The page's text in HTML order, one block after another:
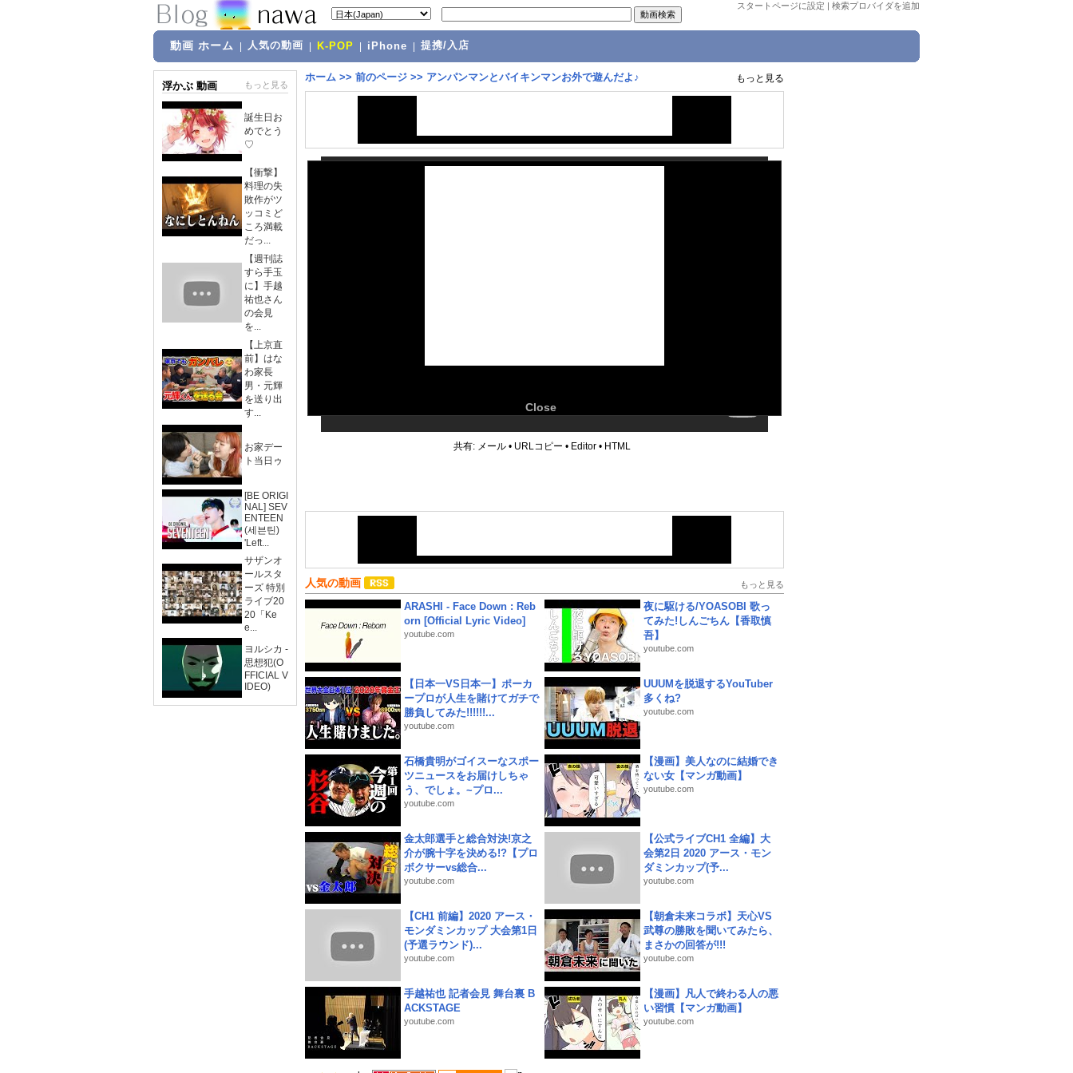
スタートページに設定 | 検索プロバイダを追加
動画 ホーム 人気の動画 K-POP iPhone 提携/入店
浮かぶ 動画 もっと見る
誕生日お
めでとう
♡
【衝撃】
料理の失
敗作がツ
ッコミど
ころ満載
だっ...
【週刊誌
すら手玉
に】手越
祐也さん
の会見
を...
【上京直
前】はな
わ家長
男・元輝
を送り出
す...
お家デー
ト当日ゥ
[BE ORIGI
NAL] SEV
ENTEEN
(세븐틴)
'Left...
サザンオ
ールスタ
ーズ 特別
ライブ20
20「Ke
e...
ヨルシカ -
思想犯(O
FFICIAL V
IDEO)
ホーム >> 前のページ >> アンパンマンとバイキンマンお外で遊んだよ♪ もっと見る
Close
共有: メール • URLコピー • Editor • HTML
人気の動画 もっと見る
ARASHI - Face Down : Reb
orn [Official Lyric Video]
youtube.com
夜に駆ける/YOASOBI 歌っ
てみた!しんごちん【香取慎
吾】
youtube.com
【日本一VS日本一】ポーカ
ープロが人生を賭けてガチで
勝負してみた!!!!!!...
youtube.com
UUUMを脱退するYouTuber
多くね?
youtube.com
石橋貴明がゴイスーなスポー
ツニュースをお届けしちゃ
う、でしょ。~プロ...
youtube.com
【漫画】美人なのに結婚でき
ない女【マンガ動画】
youtube.com
金太郎選手と総合対決!京之
介が腕十字を決める!?【プロ
ボクサーvs総合...
youtube.com
【公式ライブCH1 全編】大
会第2日 2020 アース・モン
ダミンカップ(予...
youtube.com
【CH1 前編】2020 アース・
モンダミンカップ 大会第1日
(予選ラウンド)...
youtube.com
【朝倉未来コラボ】天心VS
武尊の勝敗を聞いてみたら、
まさかの回答が!!!
youtube.com
手越祐也 記者会見 舞台裏 B
ACKSTAGE
youtube.com
【漫画】凡人で終わる人の悪
い習慣【マンガ動画】
youtube.com